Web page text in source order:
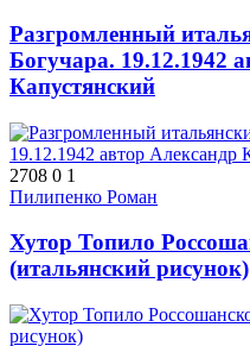
Разгромленный
Богучара. 19.12.1942
Капустянский
2708 0 1
Пилипенко Роман
Хутор Топило
(итальянский рисунок)